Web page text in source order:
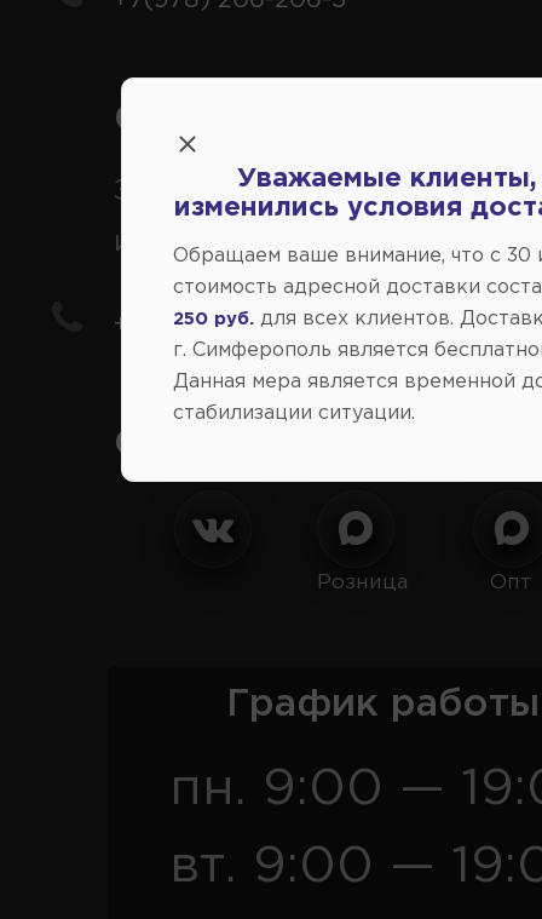
Справочный центр:
Заказ шин, дисков,
иномарки
+7(978) 206-206-8
Социальные сети:
Розница Опт
График
пн. 9:00 —
вт. 9:00 —
Уважаемые клиенты,
изменились условия
Обращаем ваше внимание, что c 30
стоимость адресной доставки
250 руб.
для всех клиентов.
г. Симферополь является
Данная мера является временной
стабилизации ситуации.